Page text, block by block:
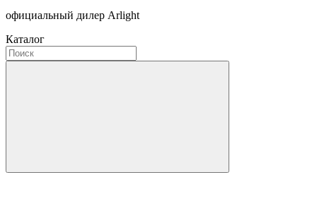
официальный дилер Arlight
Каталог